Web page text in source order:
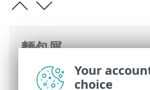
麵包屑
ESET 線上說明>ESET
Your
choice